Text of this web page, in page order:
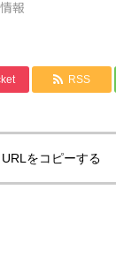
報
RSS
をコピーする